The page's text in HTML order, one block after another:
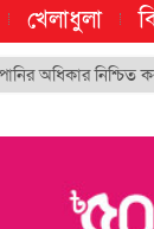
খেলাধুলা
নিশ্চিত করতে